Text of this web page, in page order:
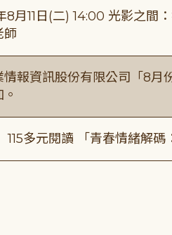
8月11日(二) 14:00 光影之間
師
情報資訊股份有限公司「8月
115多元閱讀 「青春情緒解碼